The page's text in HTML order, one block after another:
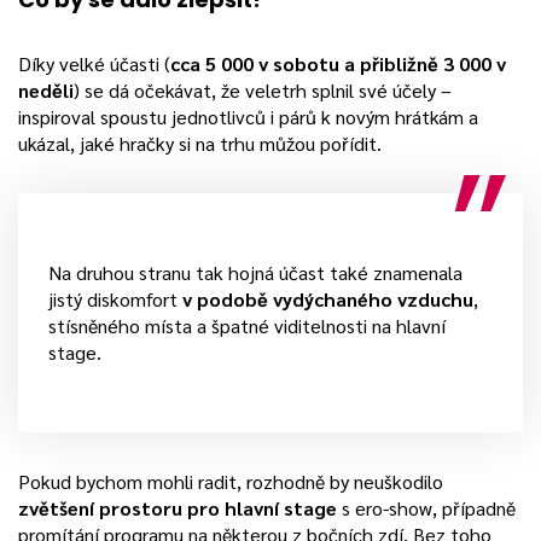
Díky velké účasti (cca 5 000 v sobotu a přibližně 3 000 v
neděli) se dá očekávat, že veletrh splnil své účely –
inspiroval spoustu jednotlivců i párů k novým hrátkám a
ukázal, jaké hračky si na trhu můžou pořídit.
Na druhou stranu tak hojná účast také znamenala
jistý diskomfort v podobě vydýchaného vzduchu,
stísněného místa a špatné viditelnosti na hlavní
stage.
Pokud bychom mohli radit, rozhodně by neuškodilo
zvětšení prostoru pro hlavní stage s ero-show, případně
promítání programu na některou z bočních zdí. Bez toho